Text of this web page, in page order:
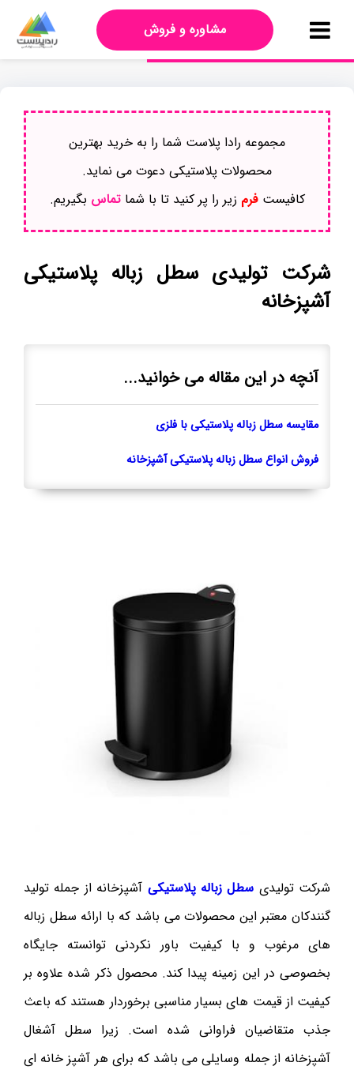
مشاوره و فروش
مجموعه رادا پلاست شما را به خرید بهترین
محصولات پلاستیکی دعوت می نماید.
کافیستفرم زیر را پر کنید تا با شماتماس بگیریم.
شرکت تولیدی سطل زباله پلاستیکی
آشپزخانه
آنچه در این مقاله می خوانید...
مقایسه سطل زباله پلاستیکی با فلزی
فروش انواع سطل زباله پلاستیکی آشپزخانه
شرکت تولیدی سطل زباله پلاستیکی آشپزخانه از جمله تولید
گنندکان معتبر این محصولات می باشد که با ارائه سطل زباله
های مرغوب و با کیفیت باور نکردنی توانسته جایگاه
بخصوصی در این زمینه پیدا کند. محصول ذکر شده علاوه بر
کیفیت از قیمت های بسیار مناسبی برخوردار هستند که باعث
جذب متقاضیان فراوانی شده است. زیرا سطل آشغال
آشپزخانه از جمله وسایلی می باشد که برای هر آشپز خانه ای